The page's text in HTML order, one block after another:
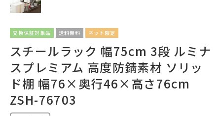
交換保証対象品 送料無料 ネット限定
スチールラック 幅75cm 3段 ルミナ
スプレミアム 高度防錆素材 ソリッ
ド棚 幅76×奥行46×高さ76cm
ZSH-76703